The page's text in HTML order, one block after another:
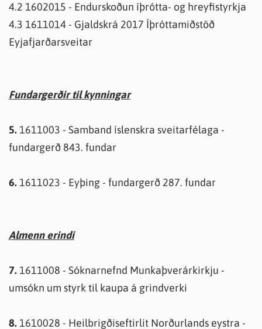
4.2 1602015 - Endurskoðun íþrótta- og hreyfistyrkja
4.3 1611014 - Gjaldskrá 2017 Íþróttamiðstöð
Eyjafjarðarsveitar
Fundargerðir til kynningar
5. 1611003 - Samband íslenskra sveitarfélaga -
fundargerð 843. fundar
6. 1611023 - Eyþing - fundargerð 287. fundar
Almenn erindi
7. 1611008 - Sóknarnefnd Munkaþverárkirkju -
umsókn um styrk til kaupa á grindverki
8. 1610028 - Heilbrigðiseftirlit Norðurlands eystra -